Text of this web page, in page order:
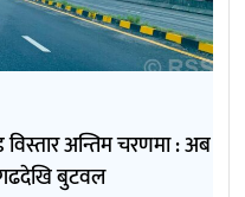
अन्तिम चरणमा : अब
बुटवल